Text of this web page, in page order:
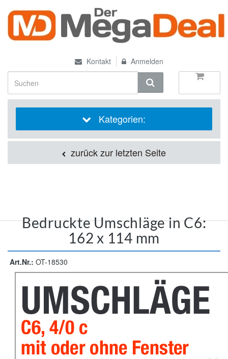
Kontakt Anmelden
Kategorien:
zurück zur letzten Seite
Bedruckte Umschläge in C6:
162 x 114 mm
Art.Nr.: OT-18530